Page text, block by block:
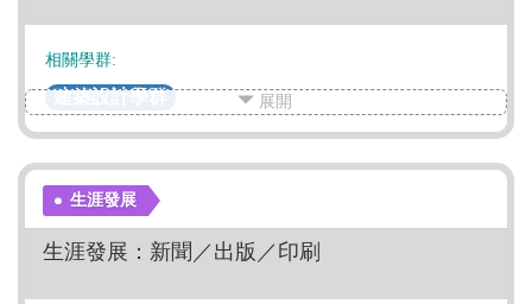
相關學群:
建築設計學群 展開
生涯發展
生涯發展：新聞／出版／印刷